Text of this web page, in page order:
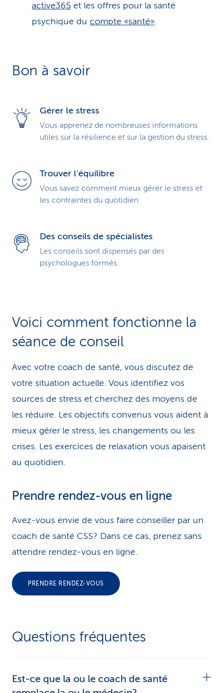
active365 et les offres pour la santé
psychique du compte «santé».
Bon à savoir
Gérer le stress
Vous apprenez de nombreuses informations
utiles sur la résilience et sur la gestion du stress.
Trouver l’équilibre
Vous savez comment mieux gérer le stress et
les contraintes du quotidien.
Des conseils de spécialistes
Les conseils sont dispensés par des
psychologues formés.
Voici comment fonctionne la
séance de conseil
Avec votre coach de santé, vous discutez de
votre situation actuelle. Vous identifiez vos
sources de stress et cherchez des moyens de
les réduire. Les objectifs convenus vous aident à
mieux gérer le stress, les changements ou les
crises. Les exercices de relaxation vous apaisent
au quotidien.
Prendre rendez-vous en ligne
Avez-vous envie de vous faire conseiller par un
coach de santé CSS? Dans ce cas, prenez sans
attendre rendez-vous en ligne.
PRENDRE RENDEZ-VOUS
Questions fréquentes
Est-ce que la ou le coach de santé